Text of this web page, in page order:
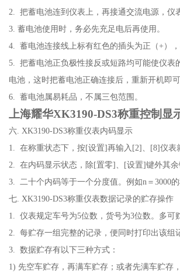
2. 把蓄电池连到仪表上，再接通交流电源，仪
3. 蓄电池使用时，务必先充足电后再使用。
4. 蓄电池连接线上标有红色的插头为正（+）
5. 把蓄电池正负极性接反或短路均可能使仪表
电池，这时把蓄电池正确连接后，重新开机即可
6. 蓄电池属易耗品，不属三包范围。
上海耀华XK3190-DS3称重控制显
六. XK3190-DS3称重仪表内码显示
1. 在称重状态下，按[设置]再输入[2]、[8]仪表
2. 在内码显示状态，除[置零]、[设置]键外其余
3. 二十个内码等于一个分度值。例如n＝3000
七. XK3190-DS3称重仪表数据记录的贮存操作
1. 仪表规定车号为5位数，货号为3位数。多可
2. 每贮存一组完整的记录，便同时打印出该组
3. 数据贮存有以下三种方式：
1) 先空车贮存，再满车贮存；或者先满车贮存